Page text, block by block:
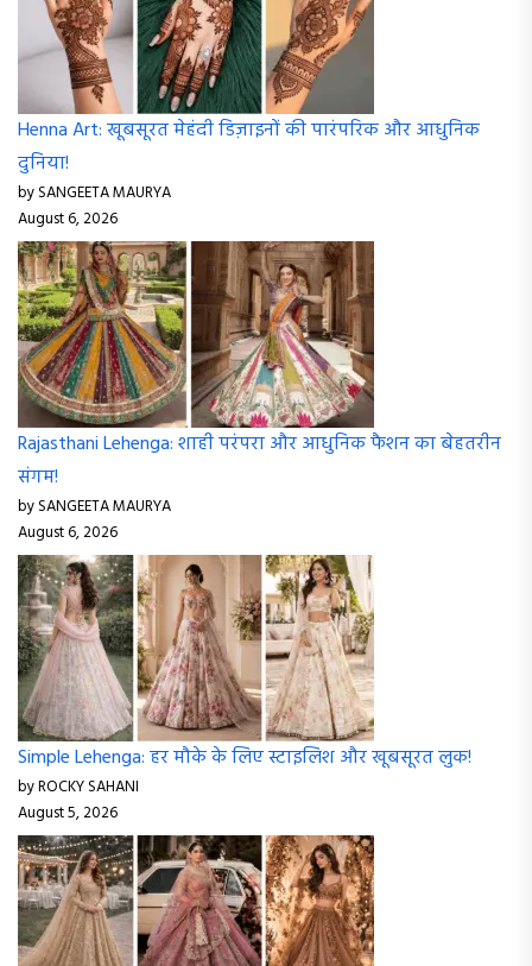
Henna Art: खूबसूरत मेहंदी डिज़ाइनों की पारंपरिक और आधुनिक
दुनिया!
by SANGEETA MAURYA
August 6, 2026
Rajasthani Lehenga: शाही परंपरा और आधुनिक फैशन का बेहतरीन
संगम!
by SANGEETA MAURYA
August 6, 2026
Simple Lehenga: हर मौके के लिए स्टाइलिश और खूबसूरत लुक!
by ROCKY SAHANI
August 5, 2026